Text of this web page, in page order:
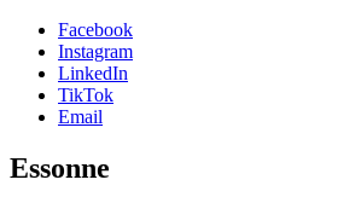
Facebook
Instagram
LinkedIn
TikTok
Email
Essonne